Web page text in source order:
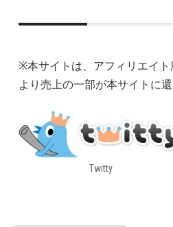
※本サイトは、アフィリエイ
より売上の一部が本サイトに
Twitty